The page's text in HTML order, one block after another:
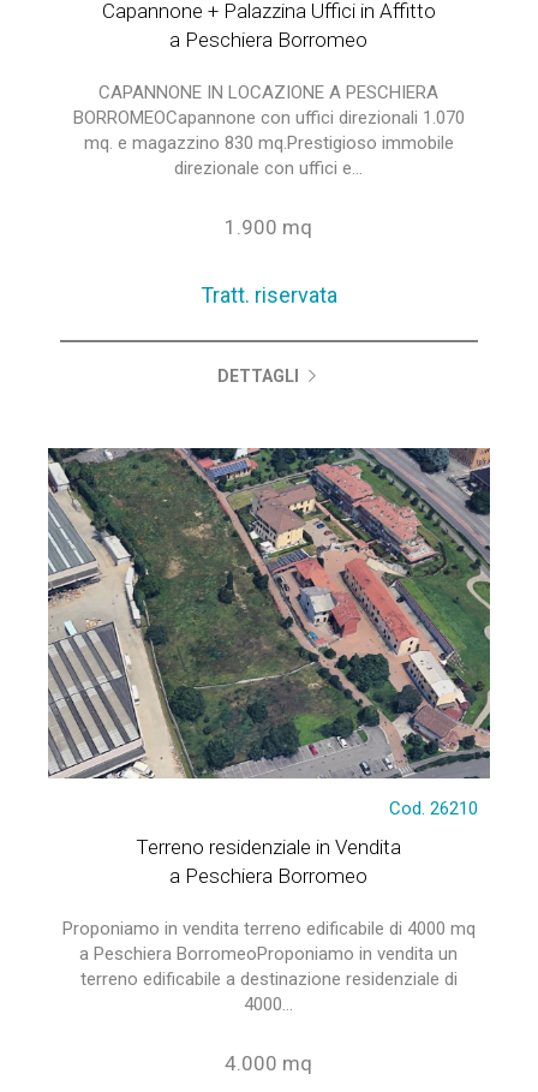
Capannone + Palazzina Uffici in Affitto
a Peschiera Borromeo
CAPANNONE IN LOCAZIONE A PESCHIERA
BORROMEOCapannone con uffici direzionali 1.070
mq. e magazzino 830 mq.Prestigioso immobile
direzionale con uffici e...
1.900 mq
Tratt. riservata
DETTAGLI
Cod. 26210
Terreno residenziale in Vendita
a Peschiera Borromeo
Proponiamo in vendita terreno edificabile di 4000 mq
a Peschiera BorromeoProponiamo in vendita un
terreno edificabile a destinazione residenziale di
4000...
4.000 mq